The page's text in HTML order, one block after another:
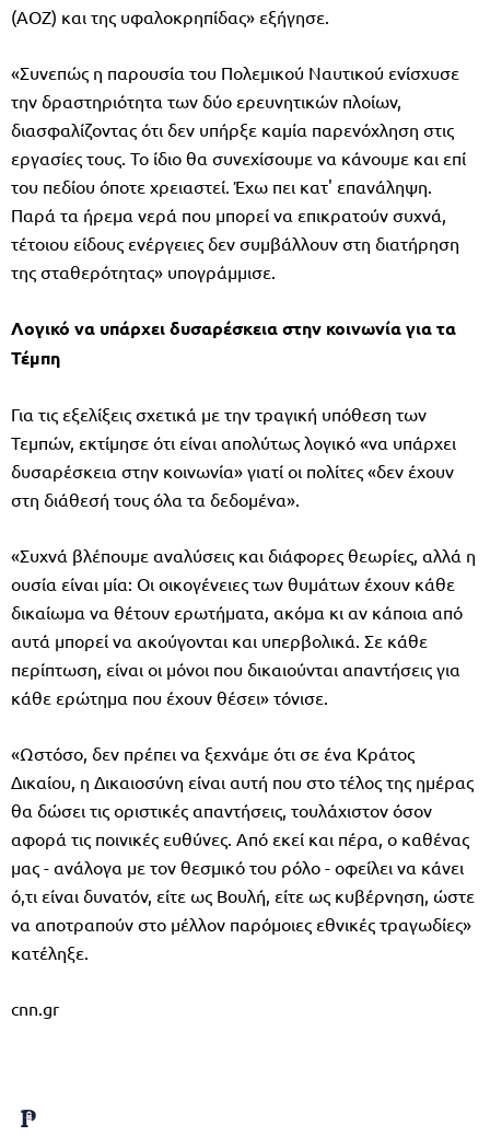
(ΑΟΖ) και της υφαλοκρηπίδας» εξήγησε.
«Συνεπώς η παρουσία του Πολεμικού Ναυτικού ενίσχυσε
την δραστηριότητα των δύο ερευνητικών πλοίων,
διασφαλίζοντας ότι δεν υπήρξε καμία παρενόχληση στις
εργασίες τους. Το ίδιο θα συνεχίσουμε να κάνουμε και επί
του πεδίου όποτε χρειαστεί. Έχω πει κατ' επανάληψη.
Παρά τα ήρεμα νερά που μπορεί να επικρατούν συχνά,
τέτοιου είδους ενέργειες δεν συμβάλλουν στη διατήρηση
της σταθερότητας» υπογράμμισε.
Λογικό να υπάρχει δυσαρέσκεια στην κοινωνία για τα
Τέμπη
Για τις εξελίξεις σχετικά με την τραγική υπόθεση των
Τεμπών, εκτίμησε ότι είναι απολύτως λογικό «να υπάρχει
δυσαρέσκεια στην κοινωνία» γιατί οι πολίτες «δεν έχουν
στη διάθεσή τους όλα τα δεδομένα».
«Συχνά βλέπουμε αναλύσεις και διάφορες θεωρίες, αλλά η
ουσία είναι μία: Οι οικογένειες των θυμάτων έχουν κάθε
δικαίωμα να θέτουν ερωτήματα, ακόμα κι αν κάποια από
αυτά μπορεί να ακούγονται και υπερβολικά. Σε κάθε
περίπτωση, είναι οι μόνοι που δικαιούνται απαντήσεις για
κάθε ερώτημα που έχουν θέσει» τόνισε.
«Ωστόσο, δεν πρέπει να ξεχνάμε ότι σε ένα Κράτος
Δικαίου, η Δικαιοσύνη είναι αυτή που στο τέλος της ημέρας
θα δώσει τις οριστικές απαντήσεις, τουλάχιστον όσον
αφορά τις ποινικές ευθύνες. Από εκεί και πέρα, ο καθένας
μας - ανάλογα με τον θεσμικό του ρόλο - οφείλει να κάνει
ό,τι είναι δυνατόν, είτε ως Βουλή, είτε ως κυβέρνηση, ώστε
να αποτραπούν στο μέλλον παρόμοιες εθνικές τραγωδίες»
κατέληξε.
cnn.gr